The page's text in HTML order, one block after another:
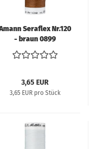
Seraflex Nr.120
- braun 0899
3,65 EUR
3,65 EUR pro Stück